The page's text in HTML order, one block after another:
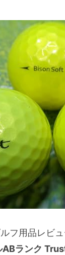
きメリット
スト：誰に
コスパと実
：性能差の
ト（必須）
断基準と実用
すめ：用途
ンジ・ホー
用（コースで
の適性（林間
（要点・正
フ用品レビ
ランク